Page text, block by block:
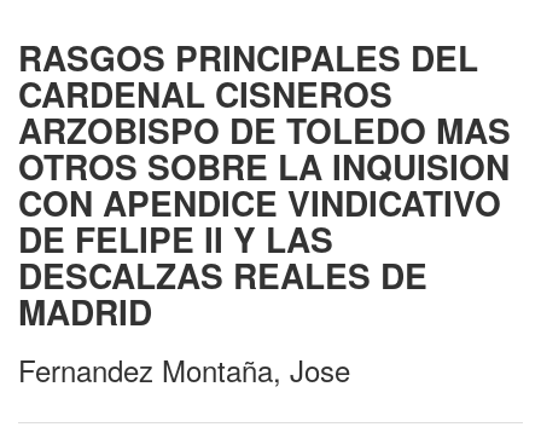
RASGOS PRINCIPALES DEL
CARDENAL CISNEROS
ARZOBISPO DE TOLEDO MAS
OTROS SOBRE LA INQUISION
CON APENDICE VINDICATIVO
DE FELIPE II Y LAS
DESCALZAS REALES DE
MADRID
Fernandez Montaña, Jose